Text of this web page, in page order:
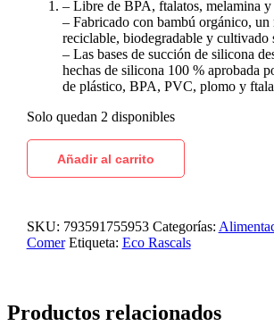
– Libre de BPA, ftalatos, melamina
– Fabricado con bambú orgánico, un
reciclable, biodegradable y cultivado
– Las bases de succión de silicona
hechas de silicona 100 % aprobada
de plástico, BPA, PVC, plomo y
Solo quedan 2 disponibles
Añadir al carrito
SKU: 793591755953 Categorías:
Comer Etiqueta: Eco Rascals
Productos relacionados